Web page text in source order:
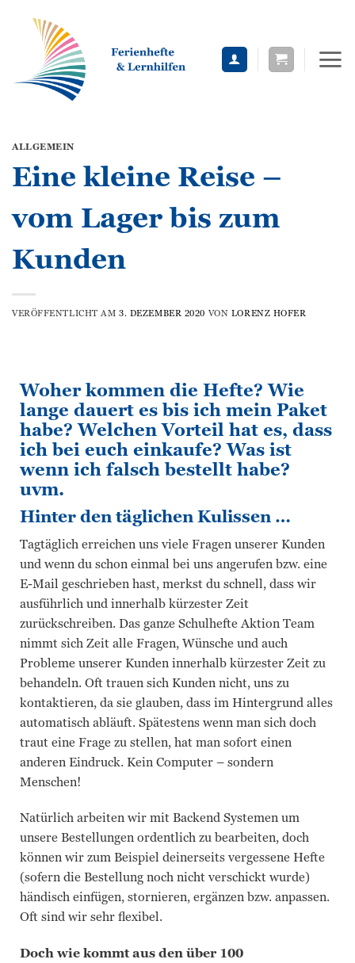
springen
ALLGEMEIN
Eine kleine Reise –
vom Lager bis zum
Kunden
VERÖFFENTLICHT AM3. DEZEMBER 2020 VON LORENZ HOFER
Woher kommen die Hefte? Wie
lange dauert es bis ich mein Paket
habe? Welchen Vorteil hat es, dass
ich bei euch einkaufe? Was ist
wenn ich falsch bestellt habe?
uvm.
Hinter den täglichen Kulissen …
Tagtäglich erreichen uns viele Fragen unserer Kunden
und wenn du schon einmal bei uns angerufen bzw. eine
E-Mail geschrieben hast, merkst du schnell, dass wir
ausführlich und innerhalb kürzester Zeit
zurückschreiben. Das ganze Schulhefte Aktion Team
nimmt sich Zeit alle Fragen, Wünsche und auch
Probleme unserer Kunden innerhalb kürzester Zeit zu
behandeln. Oft trauen sich Kunden nicht, uns zu
kontaktieren, da sie glauben, dass im Hintergrund alles
automatisch abläuft. Spätestens wenn man sich doch
traut eine Frage zu stellen, hat man sofort einen
anderen Eindruck. Kein Computer – sondern
Menschen!
Natürlich arbeiten wir mit Backend Systemen um
unsere Bestellungen ordentlich zu bearbeiten, doch
können wir zum Beispiel deinerseits vergessene Hefte
(sofern die Bestellung noch nicht verschickt wurde)
händisch einfügen, stornieren, ergänzen bzw. anpassen.
Oft sind wir sehr flexibel.
Doch wie kommt aus den über 100